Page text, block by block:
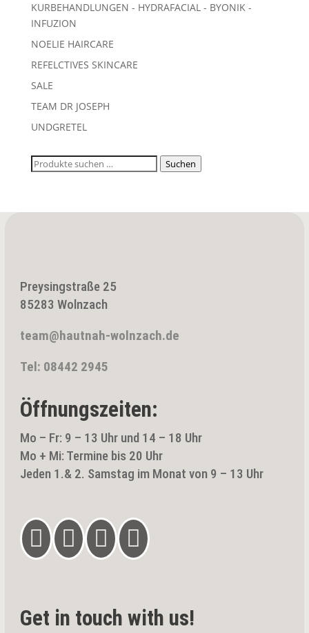
KURBEHANDLUNGEN - HYDRAFACIAL - BYONIK -
INFUZION
NOELIE HAIRCARE
REFELCTIVES SKINCARE
SALE
TEAM DR JOSEPH
UNDGRETEL
Suchen
Suchen
Preysingstraße 25
85283 Wolnzach
team@hautnah-wolnzach.de
Tel: 08442 2945
Öffnungszeiten:
Mo – Fr: 9 – 13 Uhr und 14 – 18 Uhr
Mo + Mi: Termine bis 20 Uhr
Jeden 1.& 2. Samstag im Monat von 9 – 13 Uhr
   
Get in touch with us!